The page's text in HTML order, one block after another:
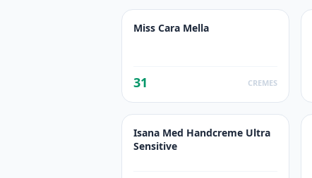
Miss Cara Mella
31 CREMES
Isana Med Handcreme Ultra
Sensitive